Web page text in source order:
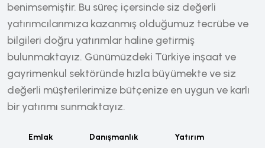
benimsemiştir. Bu süreç içersinde siz değerli
yatırımcılarımıza kazanmış olduğumuz tecrübe ve
bilgileri doğru yatırımlar haline getirmiş
bulunmaktayız. Günümüzdeki Türkiye inşaat ve
gayrimenkul sektöründe hızla büyümekte ve siz
değerli müşterilerimize bütçenize en uygun ve karlı
bir yatırımı sunmaktayız.
Emlak Danışmanlık Yatırım